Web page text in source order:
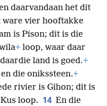
daarvandaan het dit
ware vier hooftakke
is Pison; dit is die
+ loop, waar daar
land is goed.+
en die onikssteen.+
rivier is Gihon; dit is
loop. 14 En die